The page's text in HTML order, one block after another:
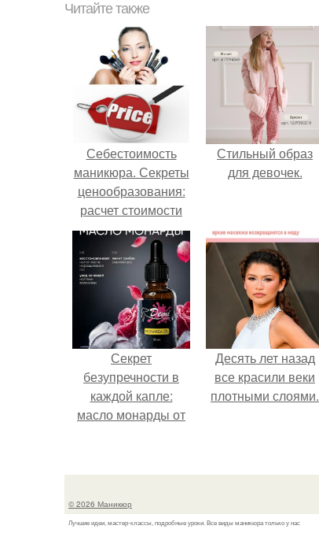
Читайте также
Себестоимость
маникюра. Секреты
ценообразования:
расчет стоимости
услуг (Beautyday.
Стильный образ
для девочек.
Секрет
безупречности в
каждой капле:
масло монарды от
Десять лет назад
все красили веки
плотными слоями.
© 2026 Маникюр
Лучшие идеи, мастер-классы, подробные уроки. Все виды маникюра только у нас